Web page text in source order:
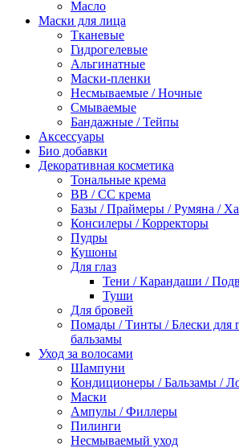
Масло
Маски для лица
Тканевые
Гидрогелевые
Альгинатные
Маски-пленки
Несмываемые / Ночные
Смываемые
Бандажные / Тейпы
Аксессуары
Био добавки
Декоративная косметика
Тональные крема
BB / СС крема
Базы / Праймеры / Румяна /
Консилеры / Корректоры
Пудры
Кушоны
Для глаз
Тени / Карандаши /
Туши
Для бровей
Помады / Тинты / Блески для
бальзамы
Уход за волосами
Шампуни
Кондиционеры / Бальзамы /
Маски
Ампулы / Филлеры
Пилинги
Несмываемый уход